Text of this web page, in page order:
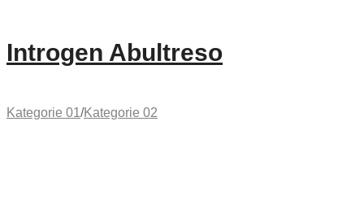
Introgen Abultreso
Kategorie 01/Kategorie 02